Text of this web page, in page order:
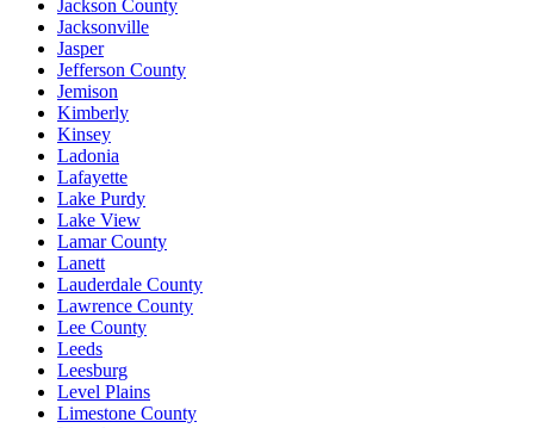
Jackson County
Jacksonville
Jasper
Jefferson County
Jemison
Kimberly
Kinsey
Ladonia
Lafayette
Lake Purdy
Lake View
Lamar County
Lanett
Lauderdale County
Lawrence County
Lee County
Leeds
Leesburg
Level Plains
Limestone County